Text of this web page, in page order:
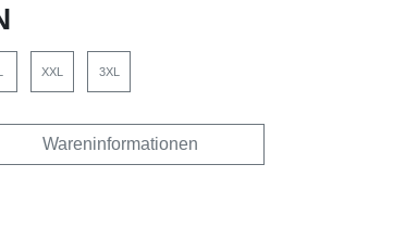
XXL 3XL
Wareninformationen